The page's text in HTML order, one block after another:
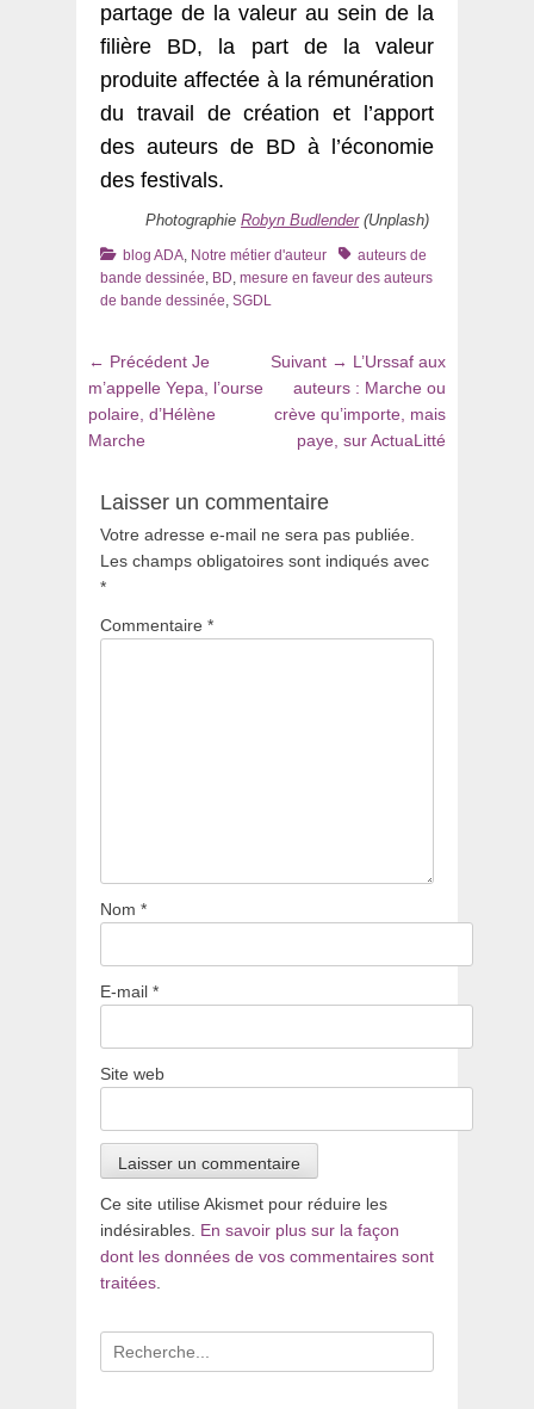
partage de la valeur au sein de la
filière BD, la part de la valeur
produite affectée à la rémunération
du travail de création et l’apport
des auteurs de BD à l’économie
des festivals.
Photographie Robyn Budlender(Unplash)
Catégories
blog ADA, Notre métier d'auteur Tagsauteurs de
bande dessinée, BD, mesure en faveur des auteurs
de bande dessinée, SGDL
Navigation
de
l’article
← Précédent Article
précédent
:
Je
m’appelle Yepa, l’ourse
polaire, d’Hélène
Marche
Suivant → Article
suivant
:
L’Urssaf aux
auteurs : Marche ou
crève qu’importe, mais
paye, sur ActuaLitté
Laisser un commentaire
Votre adresse e-mail ne sera pas publiée.
Les champs obligatoires sont indiqués avec
*
Commentaire *
Nom *
E-mail *
Site web
Ce site utilise Akismet pour réduire les
indésirables. En savoir plus sur la façon
dont les données de vos commentaires sont
traitées.
Recherche
pour